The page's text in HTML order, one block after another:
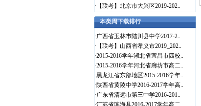
· 【联考】北京市大兴区2019-202..
本类周下载排行
·广西省玉林市陆川县中学2017-2..
· 【联考】山西省孝义市2019_202..
·2015-2016学年湖北省宜昌市四校..
·2015-2016学年河北省廊坊市高二..
·黑龙江省东部地区2015-2016学年..
·陕西省黄陵中学2016-2017学年高..
·广东省清远市第三中学2016-201..
·江苏省滨海县2016-2017学年高二..